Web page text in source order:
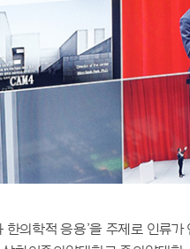
한의학적 응용’을 주제로 인류가